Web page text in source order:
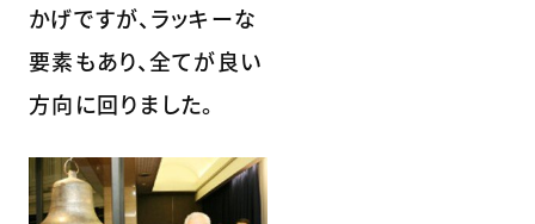
かげですが、ラッキーな
要素もあり、全てが良い
方向に回りました。